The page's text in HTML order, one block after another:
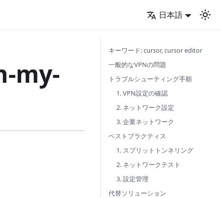
日本語
my-
キーワード: cursor, cursor editor
一般的なVPNの問題
トラブルシューティング手順
1. VPN設定の確認
2. ネットワーク設定
3. 企業ネットワーク
ベストプラクティス
1. スプリットトンネリング
2. ネットワークテスト
3. 設定管理
代替ソリューション